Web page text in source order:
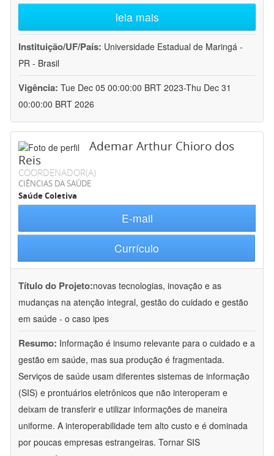
leia mais
Instituição/UF/País: Universidade Estadual de Maringá -
PR - Brasil
Vigência: Tue Dec 05 00:00:00 BRT 2023-Thu Dec 31
00:00:00 BRT 2026
Ademar Arthur Chioro dos
Reis
COORDENADOR(A)
CIÊNCIAS DA SAÚDE
Saúde Coletiva
E-mail
Currículo
Título do Projeto:novas tecnologias, inovação e as
mudanças na atenção integral, gestão do cuidado e gestão
em saúde - o caso ipes
Resumo: Informação é insumo relevante para o cuidado e a
gestão em saúde, mas sua produção é fragmentada.
Serviços de saúde usam diferentes sistemas de informação
(SIS) e prontuários eletrônicos que não interoperam e
deixam de transferir e utilizar informações de maneira
uniforme. A interoperabilidade tem alto custo e é dominada
por poucas empresas estrangeiras. Tornar SIS